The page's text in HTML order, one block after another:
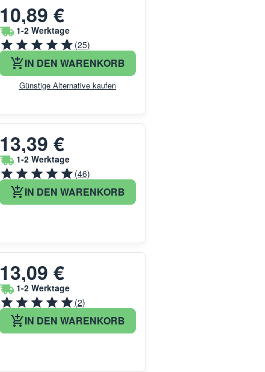
10,89 €
1-2 Werktage
(25)
IN DEN WARENKORB
Günstige Alternative kaufen
13,39 €
1-2 Werktage
(46)
IN DEN WARENKORB
13,09 €
1-2 Werktage
(2)
IN DEN WARENKORB